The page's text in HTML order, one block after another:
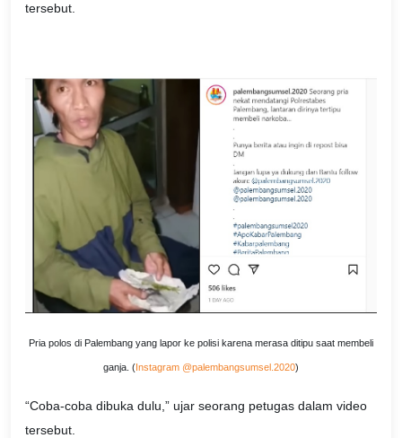
tersebut.
Pria polos di Palembang yang lapor ke polisi karena merasa ditipu saat membeli
ganja. (Instagram @palembangsumsel.2020)
“Coba-coba dibuka dulu,” ujar seorang petugas dalam video
tersebut.